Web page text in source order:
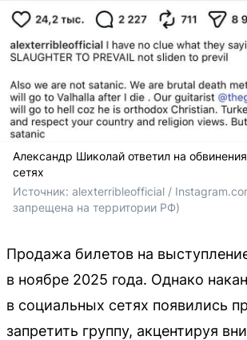
Александр Шиколай ответил на
сетях
Источник: alexterribleofficial /
запрещена на территории РФ)
Продажа билетов на
в ноябре 2025 года. Однако
в социальных сетях появились
запретить группу, акцентируя